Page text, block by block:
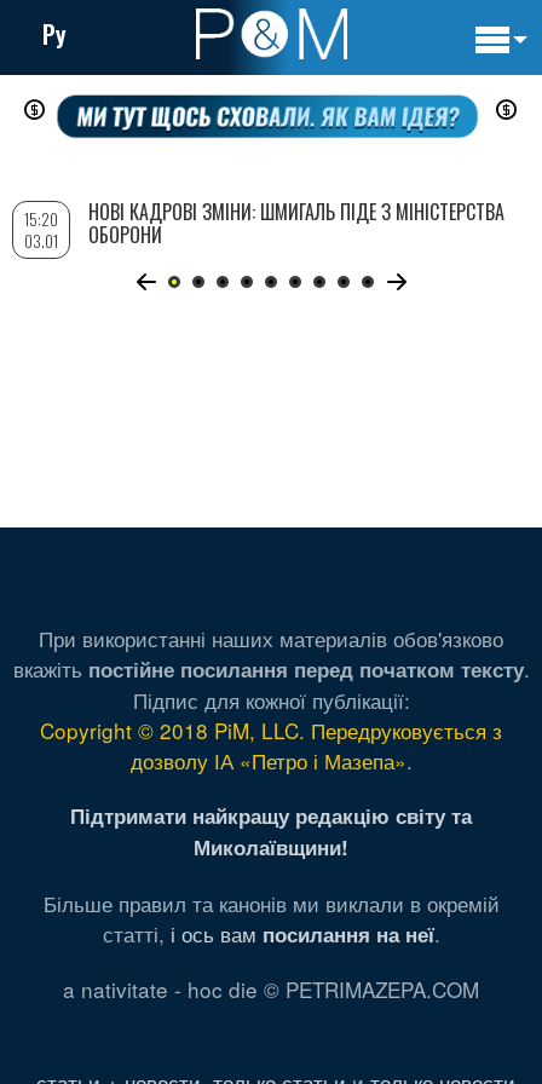
Перейти
до
вмісту
Ру
15:20
03.01
НОВІ КАДРОВІ ЗМІНИ: ШМИГАЛЬ ПІДЕ З МІНІСТЕРСТВА
ОБОРОНИ
При використанні наших материалів обов'язково
вкажіть постійне посилання перед початком тексту.
Підпис для кожної публікації:
Copyright © 2018 PiM, LLC. Передруковується з
дозволу ІА «Петро і Мазепа».
Підтримати найкращу редакцію світу та
Миколаївщини!
Більше правил та канонів ми виклали в окремій
статті, і ось вам посилання на неї.
a nativitate - hoc die © PETRIMAZEPA.COM